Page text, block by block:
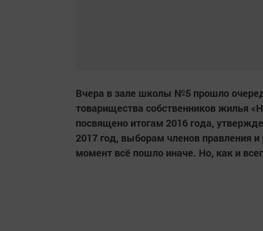
Вчера в зале школы №5 прошло
товарищества собственников жилья
посвящено итогам 2016 года,
2017 год, выборам членов правления
момент всё пошло иначе. Но, как и